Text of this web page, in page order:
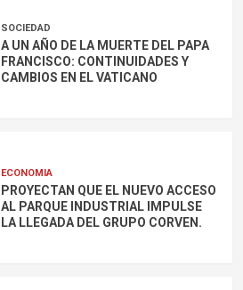
SOCIEDAD
A UN AÑO DE LA MUERTE DEL PAPA
FRANCISCO: CONTINUIDADES Y
CAMBIOS EN EL VATICANO
ECONOMIA
PROYECTAN QUE EL NUEVO ACCESO
AL PARQUE INDUSTRIAL IMPULSE
LA LLEGADA DEL GRUPO CORVEN.